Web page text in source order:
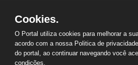
Cookies.
O Portal utiliza cookies para melhorar a
acordo com a nossa Politica de
do portal, ao continuar navegando você
condições.
2026 - CÂMARA MUNICIPAL DE